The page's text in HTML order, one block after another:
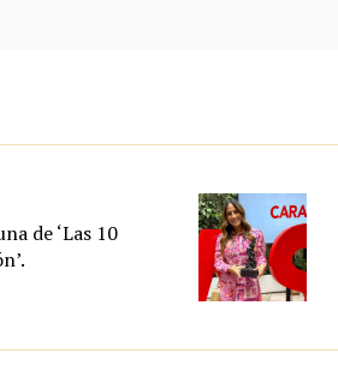
de ‘Las 10